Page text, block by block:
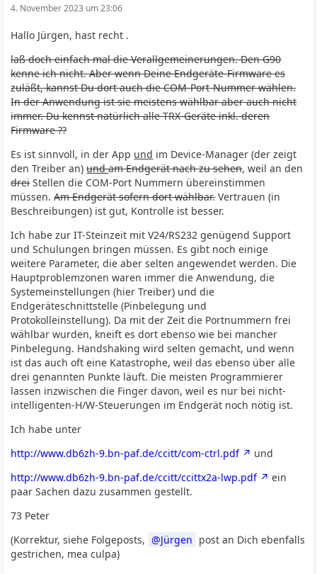
4. November 2023 um 23:06
Hallo Jürgen, hast recht .
laß doch einfach mal die Verallgemeinerungen. Den G90
kenne ich nicht. Aber wenn Deine Endgeräte-Firmware es
zuläßt, kannst Du dort auch die COM-Port-Nummer wählen.
In der Anwendung ist sie meistens wählbar aber auch nicht
immer. Du kennst natürlich alle TRX-Geräte inkl. deren
Firmware ??
Es ist sinnvoll, in der App und im Device-Manager (der zeigt
den Treiber an)undam Endgerät nach zu sehen, weil an den
dreiStellen die COM-Port Nummern übereinstimmen
müssen.Am Endgerät sofern dort wählbar.Vertrauen (in
Beschreibungen) ist gut, Kontrolle ist besser.
Ich habe zur IT-Steinzeit mit V24/RS232 genügend Support
und Schulungen bringen müssen. Es gibt noch einige
weitere Parameter, die aber selten angewendet werden. Die
Hauptproblemzonen waren immer die Anwendung, die
Systemeinstellungen (hier Treiber) und die
Endgeräteschnittstelle (Pinbelegung und
Protokolleinstellung). Da mit der Zeit die Portnummern frei
wählbar wurden, kneift es dort ebenso wie bei mancher
Pinbelegung. Handshaking wird selten gemacht, und wenn
ist das auch oft eine Katastrophe, weil das ebenso über alle
drei genannten Punkte läuft. Die meisten Programmierer
lassen inzwischen die Finger davon, weil es nur bei nicht-
intelligenten-H/W-Steuerungen im Endgerät noch nötig ist.
Ich habe unter
http://www.db6zh-9.bn-paf.de/ccitt/com-ctrl.pdf
und
http://www.db6zh-9.bn-paf.de/ccitt/ccittx2a-lwp.pdf
ein
paar Sachen dazu zusammen gestellt.
73 Peter
(Korrektur, siehe Folgeposts,
Jürgen post an Dich ebenfalls
gestrichen, mea culpa)